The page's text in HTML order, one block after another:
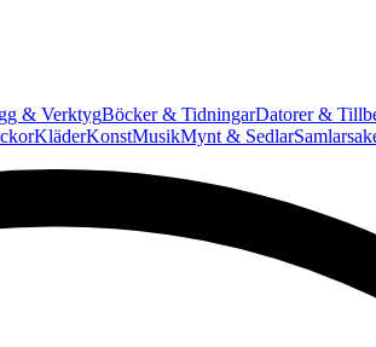
& VerktygBöcker & TidningarDatorer &
KläderKonstMusikMynt & Sedlar